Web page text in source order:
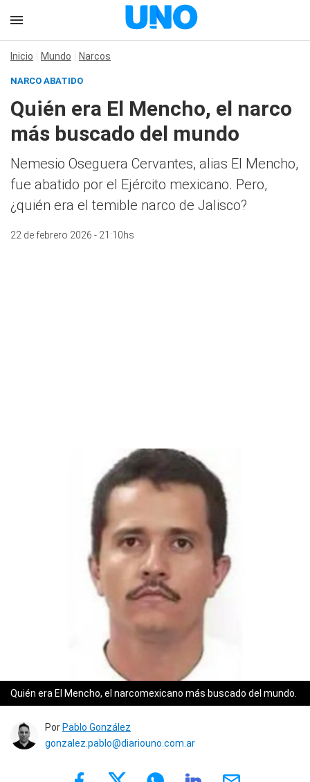
Inicio Mundo Narcos
NARCO ABATIDO
Quién era El Mencho, el narco
más buscado del mundo
Nemesio Oseguera Cervantes, alias El Mencho,
fue abatido por el Ejército mexicano. Pero,
¿quién era el temible narco de Jalisco?
22 de febrero 2026 - 21:10hs
Quién era El Mencho, el narcomexicano más buscado del mundo.
Por Pablo González
gonzalez.pablo@diariouno.com.ar